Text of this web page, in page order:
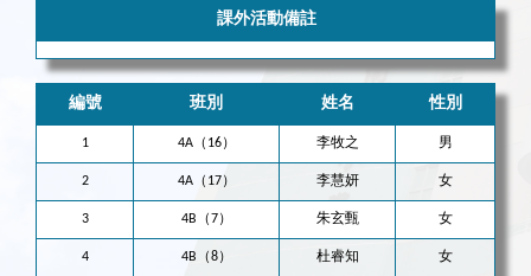
課外活動備註
編號 班別 姓名 性別
1 4A（16） 李牧之 男
2 4A（17） 李慧妍 女
3 4B（7） 朱玄甄 女
4 4B（8） 杜睿知 女